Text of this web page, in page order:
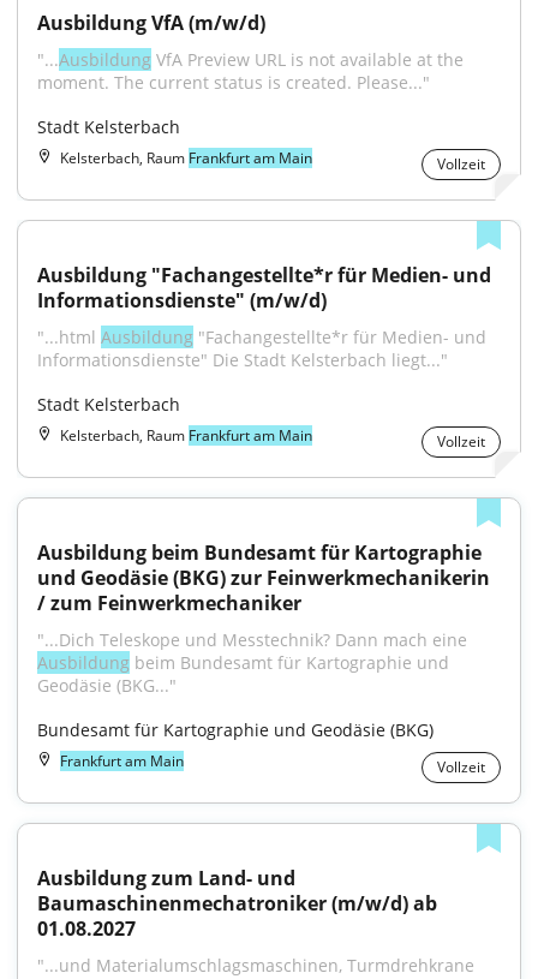
Ausbildung VfA (m/w/d)
"...Ausbildung VfA Preview URL is not available at the
moment. The current status is created. Please..."
Stadt Kelsterbach
Kelsterbach, Raum Frankfurt am Main Vollzeit
Ausbildung "Fachangestellte*r für Medien- und
Informationsdienste" (m/w/d)
"...html Ausbildung "Fachangestellte*r für Medien- und
Informationsdienste" Die Stadt Kelsterbach liegt..."
Stadt Kelsterbach
Kelsterbach, Raum Frankfurt am Main Vollzeit
Ausbildung beim Bundesamt für Kartographie
und Geodäsie (BKG) zur Feinwerkmechanikerin
/ zum Feinwerkmechaniker
Ausbildung beim Bundesamt für Kartographie und
Geodäsie (BKG..."
Bundesamt für Kartographie und Geodäsie (BKG)
Frankfurt am Main Vollzeit
Ausbildung zum Land- und
Baumaschinenmechatroniker (m/w/d) ab
01.08.2027
"...und Materialumschlagsmaschinen, Turmdrehkrane